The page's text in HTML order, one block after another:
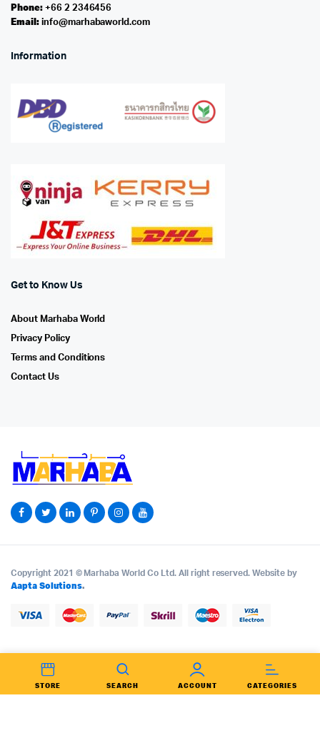
Phone:+66 2 2346456
Email: info@marhabaworld.com
Information
Get to Know Us
About Marhaba World
Privacy Policy
Terms and Conditions
Contact Us
Copyright 2021 © Marhaba World Co Ltd. All right reserved. Website by
Aapta Solutions.
STORE SEARCH ACCOUNT CATEGORIES